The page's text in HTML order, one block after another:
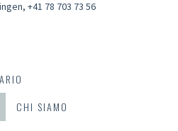
, +41 78 703 73 56
CHI SIAMO